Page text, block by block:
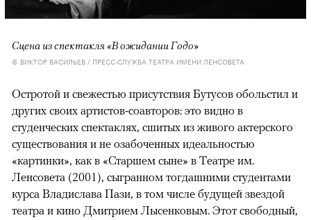
Сцена из спектакля «В ожидании Годо»
© ВИКТОР ВАСИЛЬЕВ / ПРЕСС-СЛУЖБА ТЕАТРА ИМЕНИ ЛЕНСОВЕТА
Остротой и свежестью присутствия Бутусов обольстил и
других своих артистов-соавторов: это видно в
студенческих спектаклях, сшитых из живого актерского
существования и не озабоченных идеальностью
«картинки», как в «Старшем сыне» в Театре им.
Ленсовета (2001), сыгранном тогдашними студентами
курса Владислава Пази, в том числе будущей звездой
театра и кино Дмитрием Лысенковым. Этот свободный,